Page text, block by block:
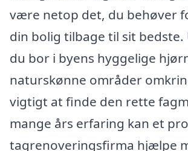
være netop det, du behøver
din bolig tilbage til sit bedste.
du bor i byens hyggelige
naturskønne områder
vigtigt at finde den rette
mange års erfaring kan et
tagrenoveringsfirma hjælpe